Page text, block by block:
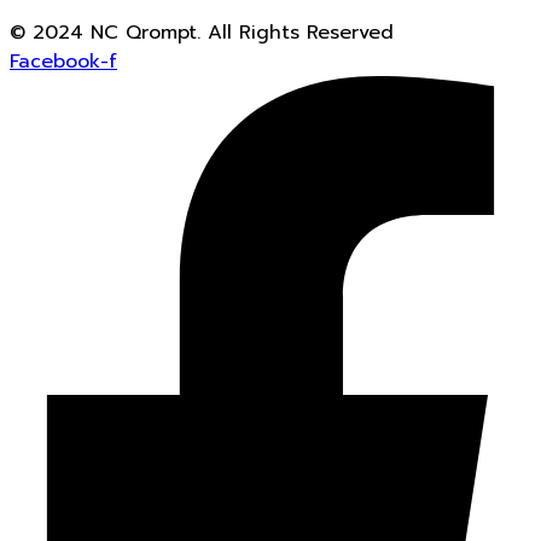
© 2024 NC Qrompt. All Rights Reserved
Facebook-f